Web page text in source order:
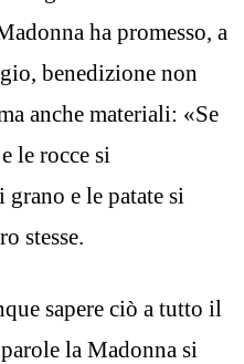
ha promesso, a
benedizione non
anche materiali: «Se
le rocce si
e le patate si
stesse.
sapere ciò a tutto il
la Madonna si